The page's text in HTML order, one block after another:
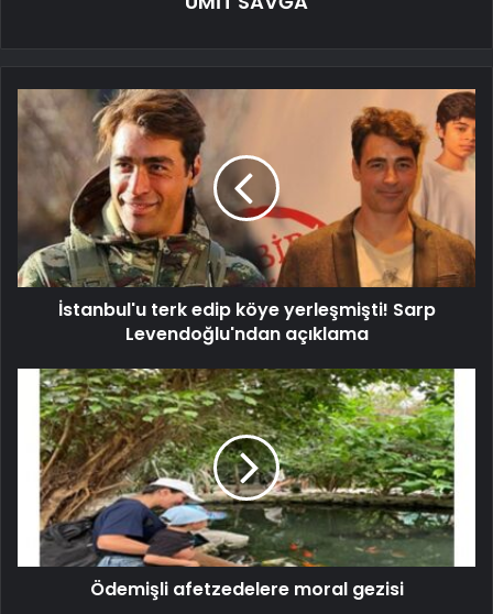
İstanbul'u terk edip köye yerleşmişti! Sarp
Levendoğlu'ndan açıklama
Ödemişli afetzedelere moral gezisi